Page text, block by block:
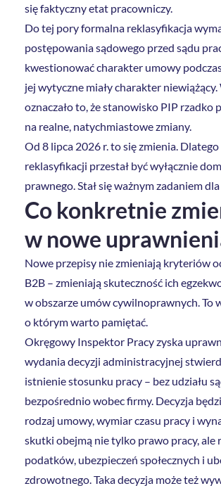
się faktyczny etat pracowniczy.
Do tej pory formalna reklasyfikacja
postępowania sądowego przed sądu
kwestionować charakter umowy
jej wytyczne miały charakter
oznaczało to, że stanowisko PIP rzadko
na realne, natychmiastowe zmiany.
Od 8 lipca 2026 r. to się zmienia.
reklasyfikacji przestał być wyłącznie
prawnego. Stał się ważnym zadaniem dla
Co konkretnie
w nowe
Nowe przepisy nie zmieniają kryteriów
B2B – zmieniają skuteczność ich
w obszarze umów cywilnoprawnych. To
o którym warto pamiętać.
Okręgowy Inspektor Pracy zyska
wydania decyzji administracyjnej
istnienie stosunku pracy – bez udziału
bezpośrednio wobec firmy. Decyzja
rodzaj umowy, wymiar czasu pracy i
skutki obejmą nie tylko prawo pracy, ale
podatków, ubezpieczeń społecznych i
zdrowotnego. Taka decyzja może też